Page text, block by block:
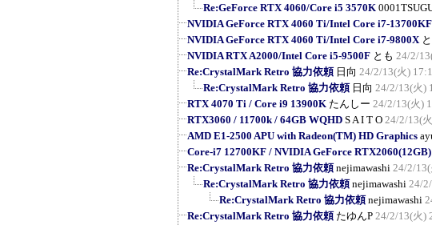
Re:GeForce RTX 4060/Core i5 3570K
NVIDIA GeForce RTX 4060 Ti/Intel Core i7-13700KF
NVIDIA GeForce RTX 4060 Ti/Intel Core i7-9800X
NVIDIA RTX A2000/Intel Core i5-9500F とも 24/2/
Re:CrystalMark Retro 協力依頼 日向 24/2/13(火)
Re:CrystalMark Retro 協力依頼 日向 24/2/13(火)
RTX 4070 Ti / Core i9 13900K たんしー 24/2/13(火)
RTX3060 / 11700k / 64GB WQHD S A I T O 24/2/13(
AMD E1-2500 APU with Radeon(TM) HD Graphics
Core-i7 12700KF / NVIDIA GeForce RTX2060(12GB)
Re:CrystalMark Retro 協力依頼 nejimawashi 24/2/
Re:CrystalMark Retro 協力依頼 nejimawashi 24/
Re:CrystalMark Retro 協力依頼 nejimawashi
Re:CrystalMark Retro 協力依頼 たゆんP 24/2/13(火)